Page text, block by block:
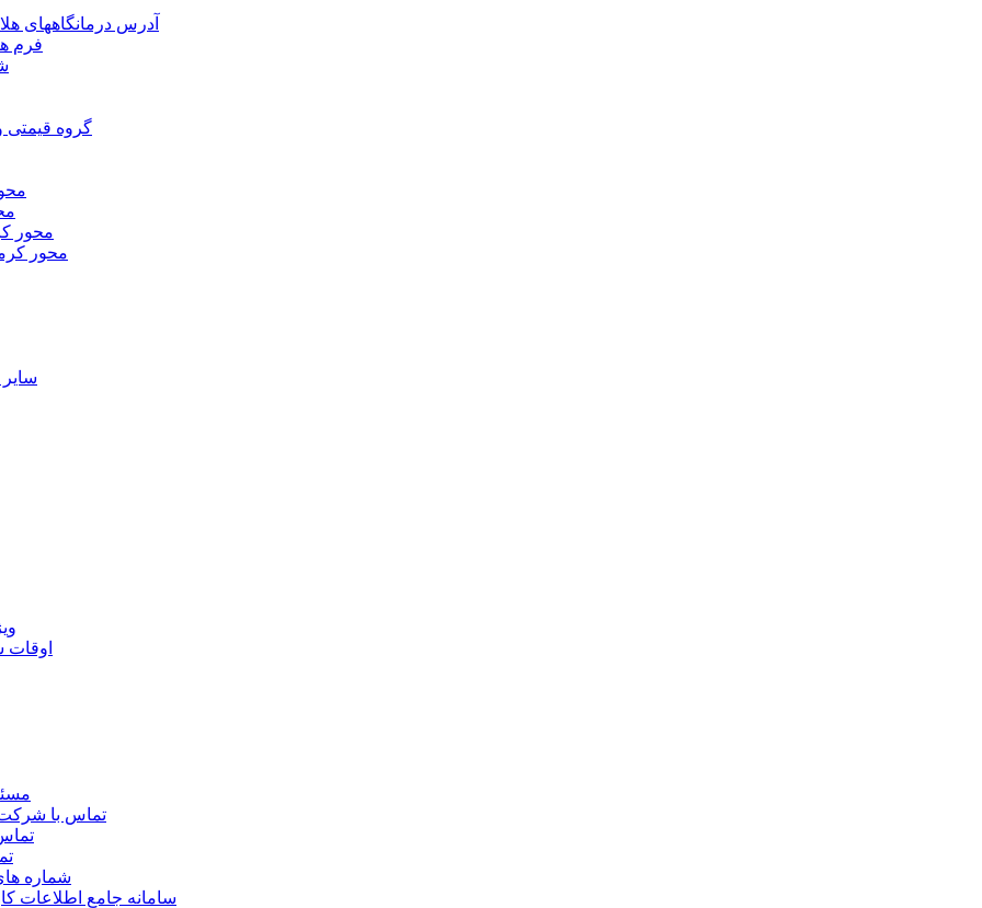
آدرس درمانگاههای
فرم
گروه قیمتی
محور
محور
تماس با
شماره
سامانه جامع اطلاعات